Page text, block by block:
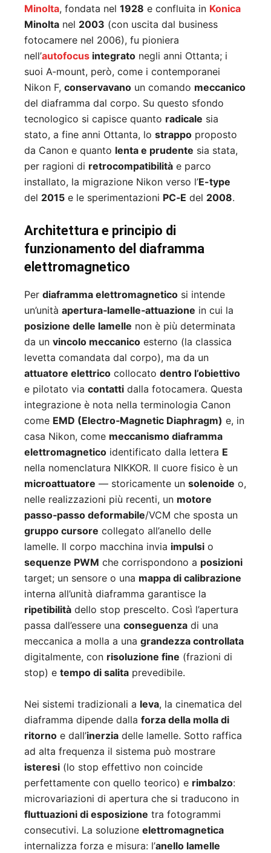
Minolta, fondata nel 1928 e confluita in Konica
Minolta nel 2003 (con uscita dal business
fotocamere nel 2006), fu pioniera
nell’autofocus integrato negli anni Ottanta; i
suoi A‑mount, però, come i contemporanei
Nikon F, conservavano un comando meccanico
del diaframma dal corpo. Su questo sfondo
tecnologico si capisce quanto radicale sia
stato, a fine anni Ottanta, lo strappo proposto
da Canon e quanto lenta e prudente sia stata,
per ragioni di retrocompatibilità e parco
installato, la migrazione Nikon verso l’E-type
del 2015 e le sperimentazioni PC‑E del 2008.
Architettura e principio di
funzionamento del diaframma
elettromagnetico
Per diaframma elettromagnetico si intende
un’unità apertura‑lamelle‑attuazione in cui la
posizione delle lamelle non è più determinata
da un vincolo meccanico esterno (la classica
levetta comandata dal corpo), ma da un
attuatore elettrico collocato dentro l’obiettivo
e pilotato via contatti dalla fotocamera. Questa
integrazione è nota nella terminologia Canon
come EMD (Electro‑Magnetic Diaphragm) e, in
casa Nikon, come meccanismo diaframma
elettromagnetico identificato dalla lettera E
nella nomenclatura NIKKOR. Il cuore fisico è un
microattuatore — storicamente un solenoide o,
nelle realizzazioni più recenti, un motore
passo‑passo deformabile/VCM che sposta un
gruppo cursore collegato all’anello delle
lamelle. Il corpo macchina invia impulsi o
sequenze PWM che corrispondono a posizioni
target; un sensore o una mappa di calibrazione
interna all’unità diaframma garantisce la
ripetibilità dello stop prescelto. Così l’apertura
passa dall’essere una conseguenza di una
meccanica a molla a una grandezza controllata
digitalmente, con risoluzione fine (frazioni di
stop) e tempo di salita prevedibile.
Nei sistemi tradizionali a leva, la cinematica del
diaframma dipende dalla forza della molla di
ritorno e dall’inerzia delle lamelle. Sotto raffica
ad alta frequenza il sistema può mostrare
isteresi (lo stop effettivo non coincide
perfettamente con quello teorico) e rimbalzo:
microvariazioni di apertura che si traducono in
fluttuazioni di esposizione tra fotogrammi
consecutivi. La soluzione elettromagnetica
internalizza forza e misura: l’anello lamelle